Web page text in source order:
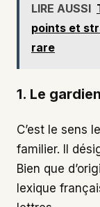
LIRE AUSSI
points et
rare
1. Le
C’est le sens
familier. Il
Bien que
lexique